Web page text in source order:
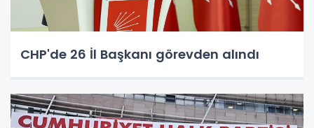
CHP'de 26 İl Başkanı görevden alındı